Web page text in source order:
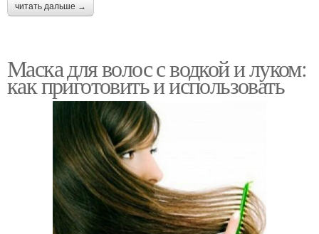
читать дальше →
Маска для волос с водкой и луком:
как приготовить и использовать